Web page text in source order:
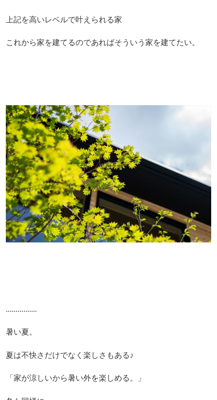
上記を高いレベルで叶えられる家
これから家を建てるのであればそういう家を建てたい。
................
暑い夏。
夏は不快さだけでなく楽しさもある♪
「家が涼しいから暑い外を楽しめる。」